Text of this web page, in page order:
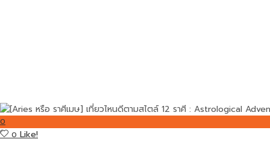
0
0 Like!